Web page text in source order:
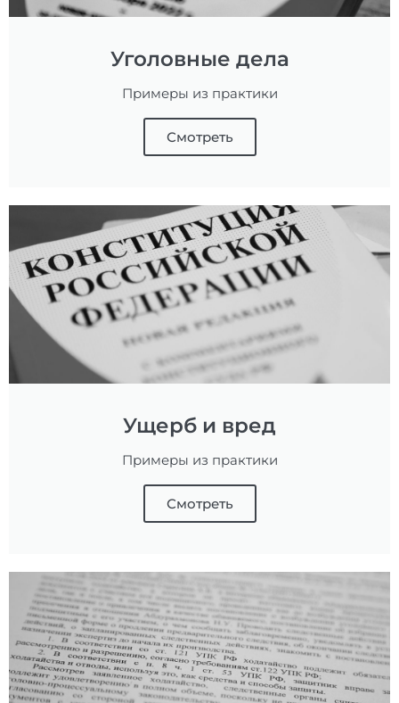
Уголовные дела
Примеры из практики
Смотреть
Ущерб и вред
Примеры из практики
Смотреть